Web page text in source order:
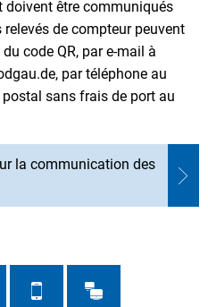
doivent être communiqués
de compteur peuvent
code QR, par e-mail à
par téléphone au
sans frais de port au
la communication des